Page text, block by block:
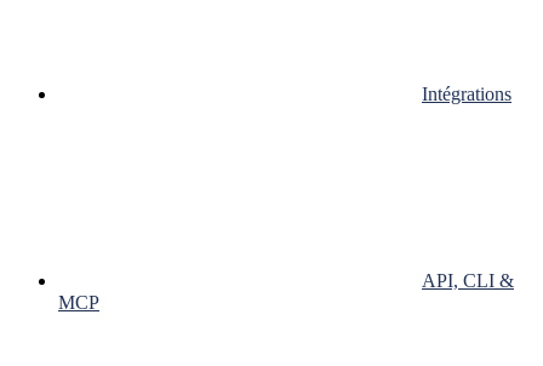
Intégrations
API, CLI &
MCP